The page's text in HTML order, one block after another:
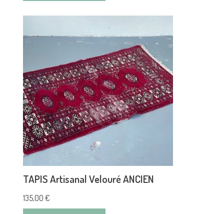
TAPIS Artisanal Velouré ANCIEN
135,00 €